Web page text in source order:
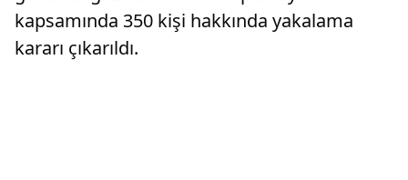
kapsamında 350 kişi hakkında yakalama
kararı çıkarıldı.